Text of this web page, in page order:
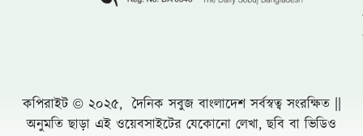
কপিরাইট © ২০২৫, দৈনিক সবুজ বাংলাদেশ সর্বস্বত্ব সংরক্ষিত ||
অনুমতি ছাড়া এই ওয়েবসাইটের যেকোনো লেখা, ছবি বা ভিডিও